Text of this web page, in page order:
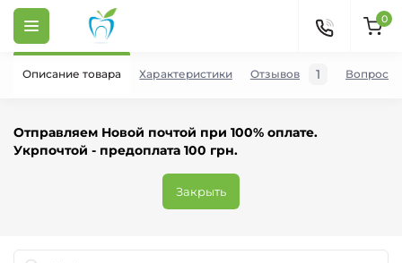
Отправляем Новой почтой при 100% оплате.
Укрпочтой - предоплата 100 грн.
Закрыть
0
Описание товара Характеристики Отзывов 1 Вопросы